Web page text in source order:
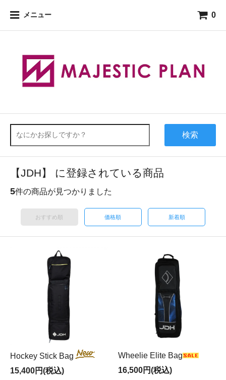
メニュー 0
検索
【JDH】 に登録されている商品
5件の商品が見つかりました
おすすめ順 価格順 新着順
Hockey Stick Bag
15,400円(税込)
Wheelie Elite Bag
16,500円(税込)